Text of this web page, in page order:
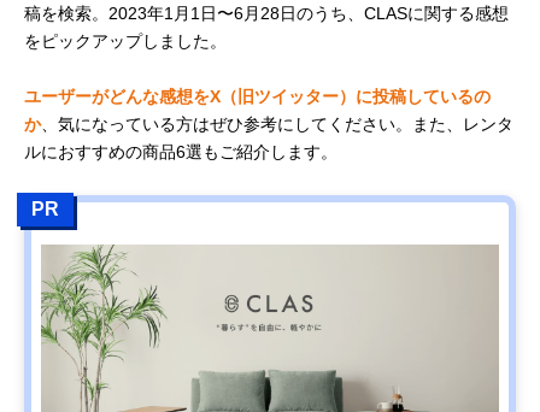
稿を検索。2023年1月1日〜6月28日のうち、CLASに関する感想
をピックアップしました。
ユーザーがどんな感想をX（旧ツイッター）に投稿しているの
か、気になっている方はぜひ参考にしてください。また、レンタ
ルにおすすめの商品6選もご紹介します。
PR